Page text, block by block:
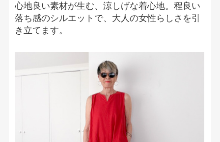
心地良い素材が生む、涼しげな着心地。程良い
落ち感のシルエットで、大人の女性らしさを引
き立てます。